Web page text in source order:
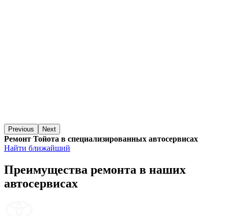
Previous Next
Ремонт Тойота в специализированных автосервисах
Найти ближайший
Преимущества ремонта в наших
автосервисах